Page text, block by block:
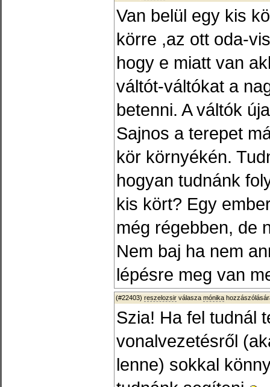
Van belül egy kis
körre ,az ott oda-
hogy e miatt van
váltót-váltókat a
betenni. A váltók
Sajnos a terepet
kör környékén.
hogyan tudnánk
kis kört? Egy
még régebben, de
Nem baj ha nem
lépésre meg van
(#22403) reszelozsir válasza mónika
Szia! Ha fel tudnál
vonalvezetésről
lenne) sokkal